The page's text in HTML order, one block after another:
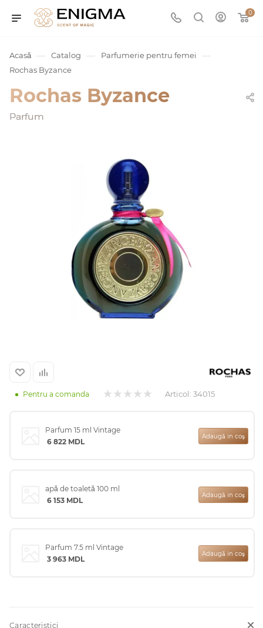
0
Acasă — Catalog — Parfumerie pentru femei —
Rochas Byzance
Rochas Byzance
Parfum
Pentru a comanda Articol: 34015
Parfum 15 ml Vintage
6 822 MDL
Adaugă in coş
apă de toaletă 100 ml
6 153 MDL
Adaugă in coş
Parfum 7.5 ml Vintage
3 963 MDL
Adaugă in coş
Caracteristici